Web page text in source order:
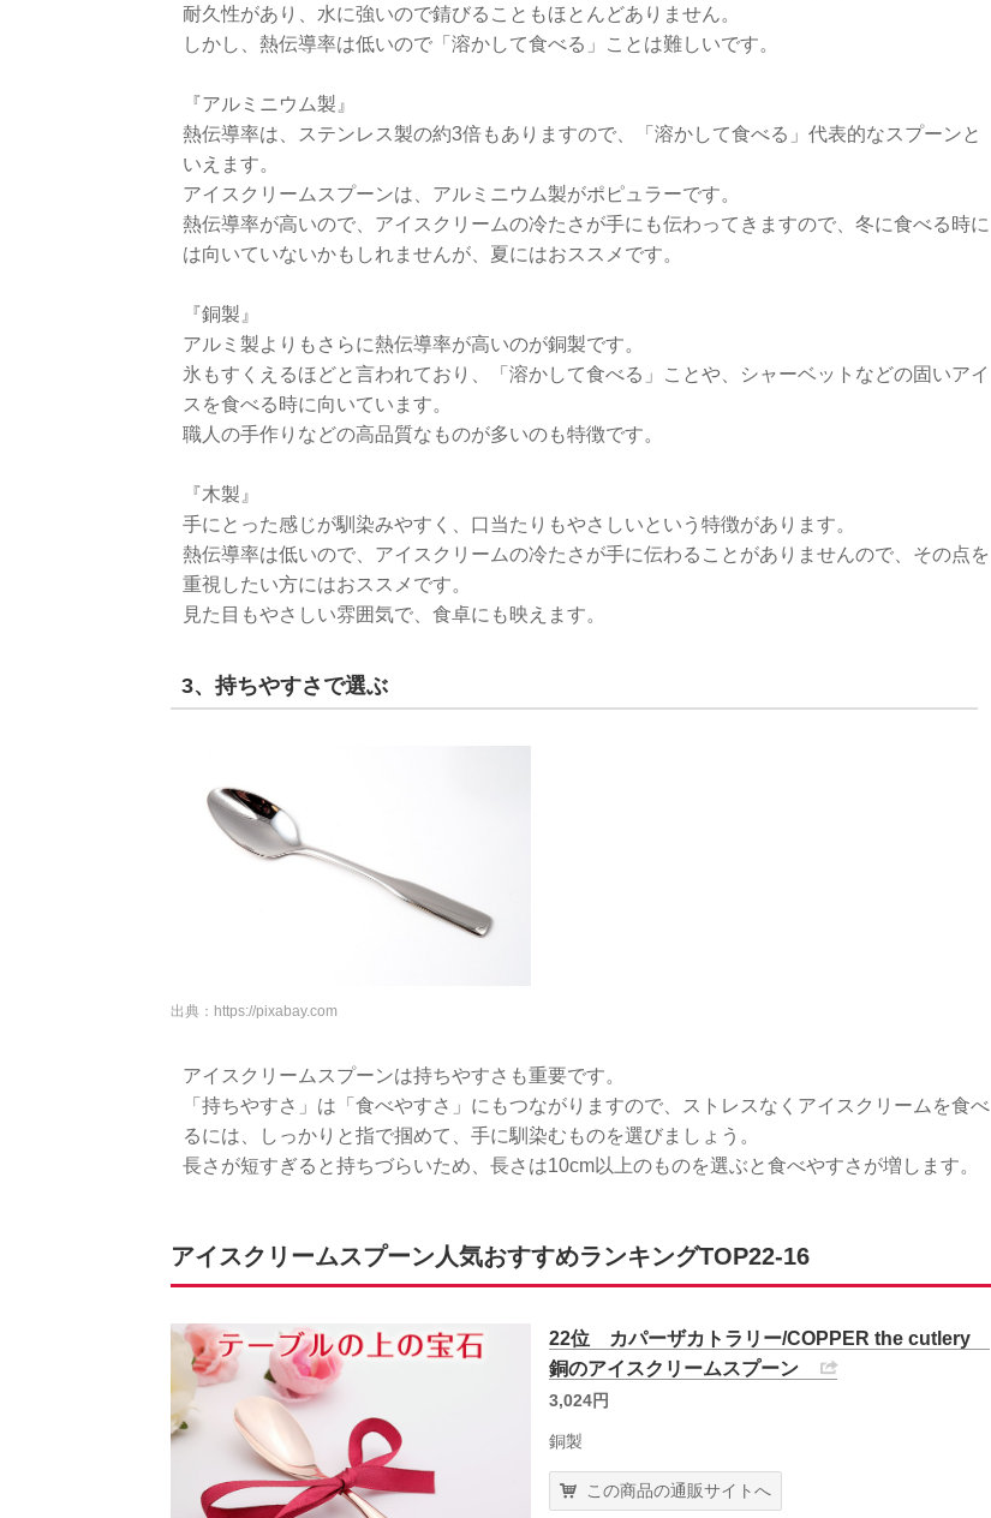
耐久性があり、水に強いので錆びることもほとんどありません。
しかし、熱伝導率は低いので「溶かして食べる」ことは難しいです。
『アルミニウム製』
熱伝導率は、ステンレス製の約3倍もありますので、「溶かして食べる」代表的なスプーンと
いえます。
アイスクリームスプーンは、アルミニウム製がポピュラーです。
熱伝導率が高いので、アイスクリームの冷たさが手にも伝わってきますので、冬に食べる時に
は向いていないかもしれませんが、夏にはおススメです。
『銅製』
アルミ製よりもさらに熱伝導率が高いのが銅製です。
氷もすくえるほどと言われており、「溶かして食べる」ことや、シャーベットなどの固いアイ
スを食べる時に向いています。
職人の手作りなどの高品質なものが多いのも特徴です。
『木製』
手にとった感じが馴染みやすく、口当たりもやさしいという特徴があります。
熱伝導率は低いので、アイスクリームの冷たさが手に伝わることがありませんので、その点を
重視したい方にはおススメです。
見た目もやさしい雰囲気で、食卓にも映えます。
3、持ちやすさで選ぶ
出典： https://pixabay.com
アイスクリームスプーンは持ちやすさも重要です。
「持ちやすさ」は「食べやすさ」にもつながりますので、ストレスなくアイスクリームを食べ
るには、しっかりと指で掴めて、手に馴染むものを選びましょう。
長さが短すぎると持ちづらいため、長さは10cm以上のものを選ぶと食べやすさが増します。
アイスクリームスプーン人気おすすめランキングTOP22-16
22位 カパーザカトラリー/COPPER the cutlery
銅のアイスクリームスプーン
3,024円
銅製
この商品の通販サイトへ